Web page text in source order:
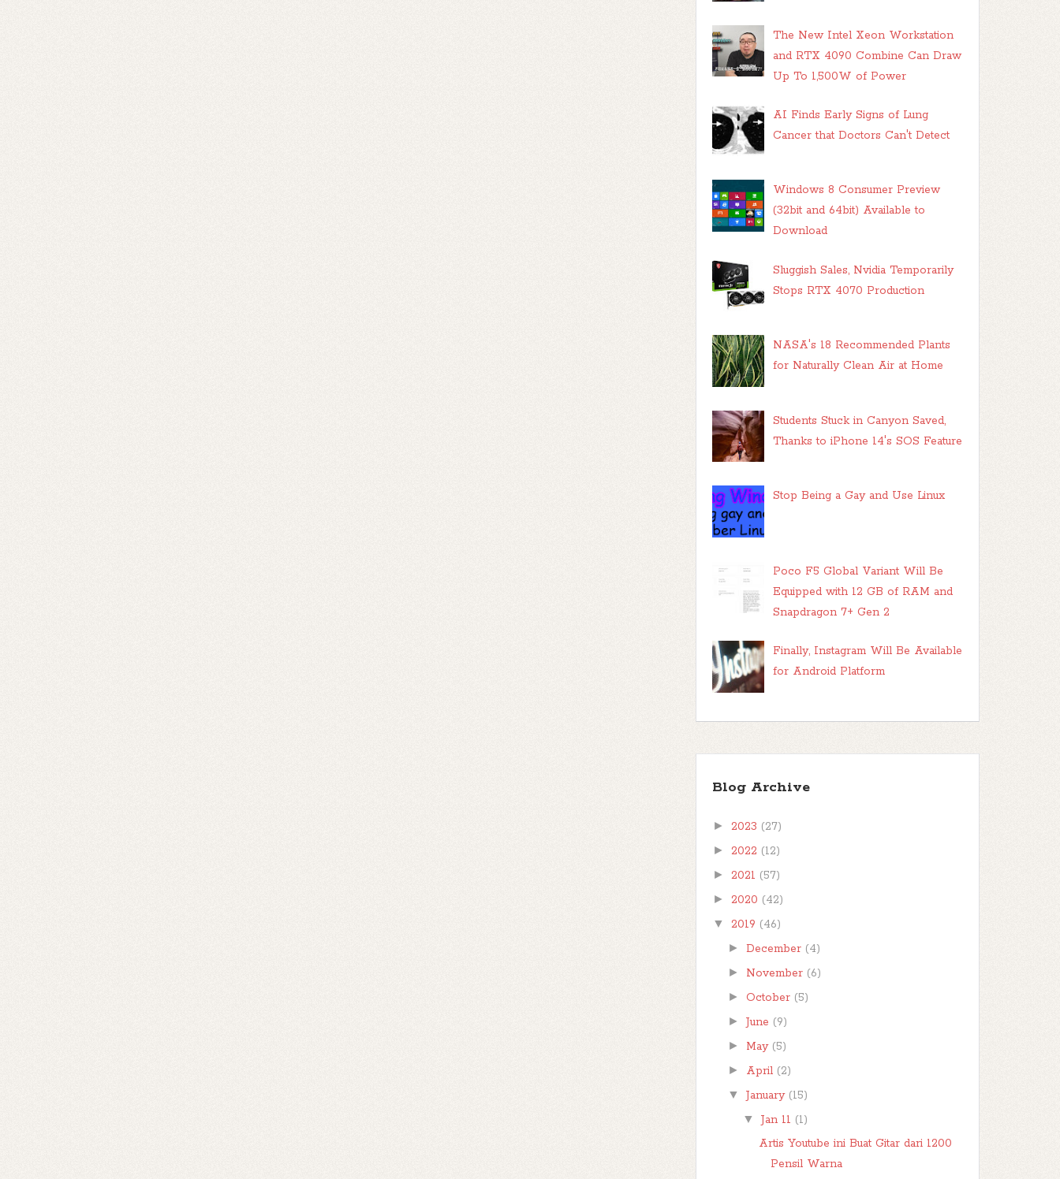
The New Intel Xeon Workstation
and RTX 4090 Combine Can Draw
Up To 1,500W of Power
AI Finds Early Signs of Lung
Cancer that Doctors Can't Detect
Windows 8 Consumer Preview
(32bit and 64bit) Available to
Download
Sluggish Sales, Nvidia Temporarily
Stops RTX 4070 Production
NASA's 18 Recommended Plants
for Naturally Clean Air at Home
Students Stuck in Canyon Saved,
Thanks to iPhone 14's SOS Feature
Stop Being a Gay and Use Linux
Poco F5 Global Variant Will Be
Equipped with 12 GB of RAM and
Snapdragon 7+ Gen 2
Finally, Instagram Will Be Available
for Android Platform
Blog Archive
► 2023 (27)
► 2022 (12)
► 2021 (57)
► 2020 (42)
▼ 2019 (46)
►December (4)
► November (6)
► October (5)
►June (9)
► May (5)
► April (2)
▼ January (15)
▼ Jan 11 (1)
Artis Youtube ini Buat Gitar dari 1200
Pensil Warna